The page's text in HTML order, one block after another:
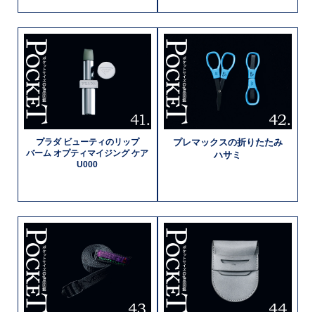
プラダ ビューティのリップ
バームオプティマイジングケア
U000
プレマックスの折りたたみ
ハサミ